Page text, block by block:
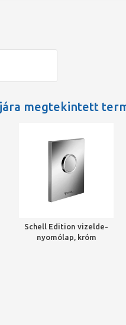
megtekintett
Schell Edition vizelde-
nyomólap, króm